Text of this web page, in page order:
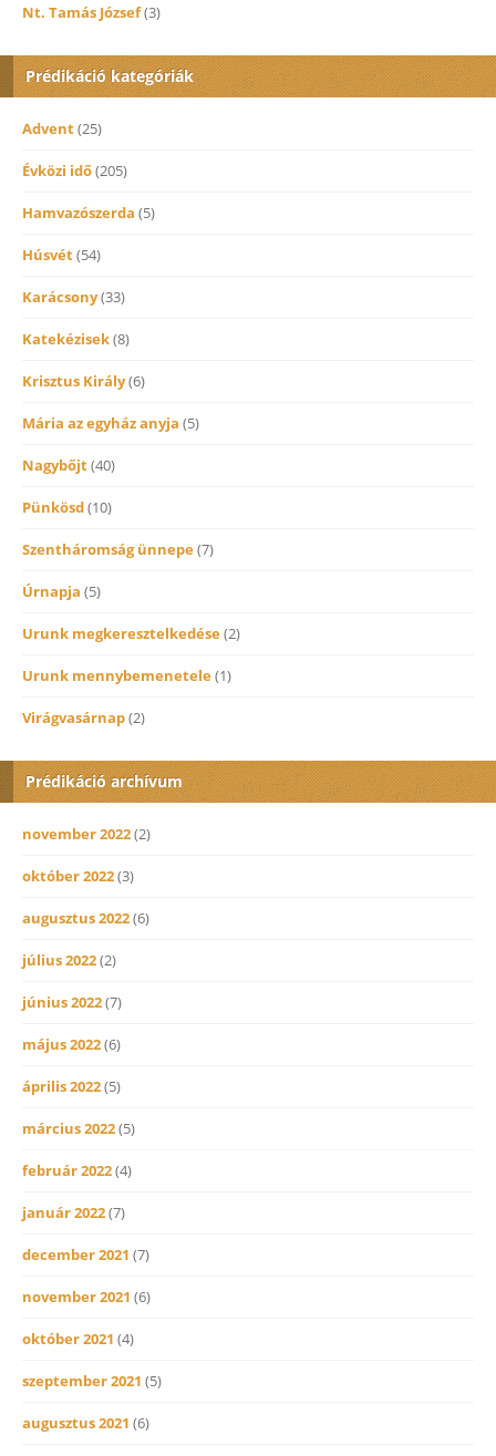
Nt. Tamás József(3)
Prédikáció kategóriák
Advent(25)
Évközi idő(205)
Hamvazószerda (5)
Húsvét(54)
Karácsony(33)
Katekézisek(8)
Krisztus Király(6)
Mária az egyház anyja (5)
Nagybőjt(40)
Pünkösd(10)
Szentháromság ünnepe(7)
Úrnapja (5)
Urunk megkeresztelkedése(2)
Urunk mennybemenetele(1)
Virágvasárnap(2)
Prédikáció archívum
november 2022(2)
október 2022(3)
augusztus 2022(6)
július 2022(2)
június 2022(7)
május 2022(6)
április 2022(5)
március 2022(5)
február 2022(4)
január 2022(7)
december 2021 (7)
november 2021 (6)
október 2021 (4)
szeptember 2021 (5)
augusztus 2021 (6)